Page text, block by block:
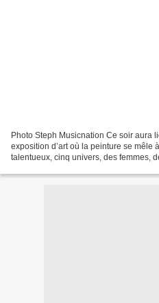
Photo Steph Musicnation Ce soir aura
exposition d’art où la peinture se mêle
talentueux, cinq univers, des femmes,